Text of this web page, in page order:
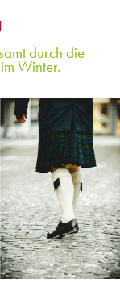
durch die
Winter.